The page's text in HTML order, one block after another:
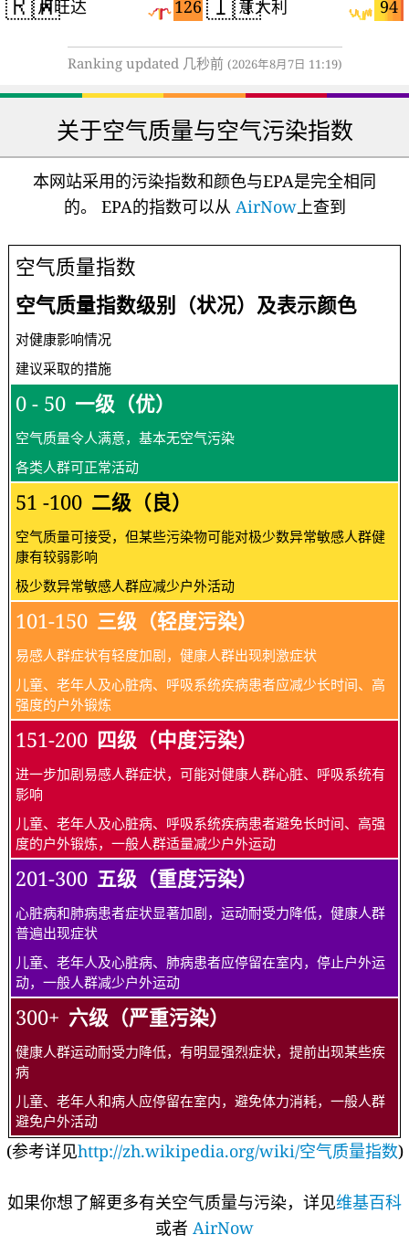
126
卢旺达 94
意大利
Ranking updated 几秒前 (2026年8月7日 11:19)
关于空气质量与空气污染指数
本网站采用的污染指数和颜色与EPA是完全相同
的。 EPA的指数可以从 AirNow上查到
空气质量指数
空气质量指数级别（状况）及表示颜色
对健康影响情况
建议采取的措施
0 - 50 一级（优）
空气质量令人满意，基本无空气污染
各类人群可正常活动
51 -100 二级（良）
空气质量可接受，但某些污染物可能对极少数异常敏感人群健
康有较弱影响
极少数异常敏感人群应减少户外活动
101-150 三级（轻度污染）
易感人群症状有轻度加剧，健康人群出现刺激症状
儿童、老年人及心脏病、呼吸系统疾病患者应减少长时间、高
强度的户外锻炼
151-200 四级（中度污染）
进一步加剧易感人群症状，可能对健康人群心脏、呼吸系统有
影响
儿童、老年人及心脏病、呼吸系统疾病患者避免长时间、高强
度的户外锻炼，一般人群适量减少户外运动
201-300 五级（重度污染）
心脏病和肺病患者症状显著加剧，运动耐受力降低，健康人群
普遍出现症状
儿童、老年人及心脏病、肺病患者应停留在室内，停止户外运
动，一般人群减少户外运动
300+ 六级（严重污染）
健康人群运动耐受力降低，有明显强烈症状，提前出现某些疾
病
儿童、老年人和病人应停留在室内，避免体力消耗，一般人群
避免户外活动
(参考详见http://zh.wikipedia.org/wiki/空气质量指数)
如果你想了解更多有关空气质量与污染，详见维基百科
或者 AirNow